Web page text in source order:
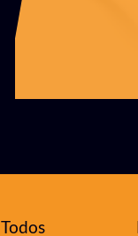
Todos